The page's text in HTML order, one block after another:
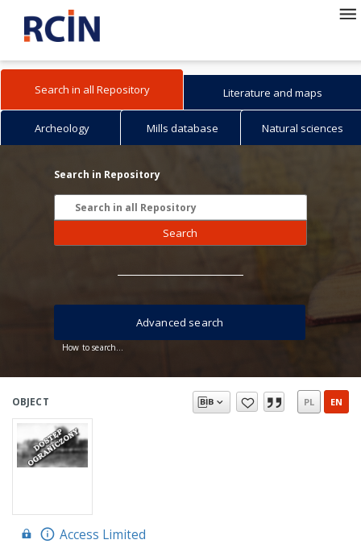
Search in all Repository Literature and maps
Archeology Mills database Natural sciences
Search in Repository
Search
How to search...
Advanced search
OBJECT PL EN
Access Limited